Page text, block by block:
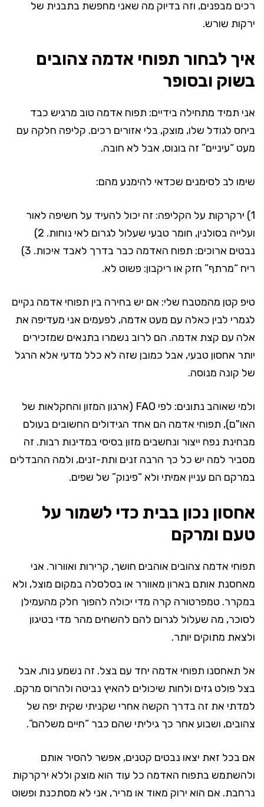
רכים מבפנים, וזה בדיוק מה שאני מחפשת בתבנית של
ירקות שורש.
איך לבחור תפוחי אדמה צהובים
בשוק ובסופר
אני תמיד מתחילה בידיים: תפוח אדמה טוב מרגיש כבד
ביחס לגודל שלו, מוצק, בלי אזורים רכים. קליפה חלקה עם
מעט “עיניים” זה בונוס, אבל לא חובה.
שימו לב לסימנים שכדאי להימנע מהם:
1) ירקרקות על הקליפה: זה יכול להעיד על חשיפה לאור
ועלייה בסולנין, חומר טבעי שעלול לגרום לאי נוחות. 2)
נבטים ארוכים: תפוח האדמה כבר בדרך לאבד איכות. 3)
ריח “מרתף” חזק או ריקבון: פשוט לא.
טיפ קטן מהמטבח שלי: אם יש בחירה בין תפוחי אדמה נקיים
לגמרי לבין כאלה עם מעט אדמה, לפעמים אני מעדיפה את
אלה עם קצת אדמה. הם לרוב נשמרו בתנאים שמזכירים
יותר אחסון טבעי, אבל כמובן שזה לא כלל מדעי אלא הרגל
של קונה מנוסה.
ולמי שאוהב נתונים: לפי FAO (ארגון המזון והחקלאות של
האו"ם), תפוחי אדמה הם אחד הגידולים החשובים בעולם
מבחינת נפח ייצור ונחשבים מזון בסיסי במדינות רבות. זה
מסביר למה יש כל כך הרבה זנים ותת-זנים, ולמה ההבדלים
במרקם הם עניין אמיתי ולא “פינוק” של שפים.
אחסון נכון בבית כדי לשמור על
טעם ומרקם
תפוחי אדמה צהובים אוהבים חושך, קרירות ואוורור. אני
מאחסנת אותם בארון מאוורר או בסלסלה במקום מוצל, ולא
במקרר. טמפרטורה קרה מדי יכולה להפוך חלק מהעמילן
לסוכר, מה שעלול לגרום להם להשחים מהר מדי בטיגון
ולצאת מתוקים יותר.
אל תאחסנו תפוחי אדמה יחד עם בצל. זה נשמע נוח, אבל
בצל פולט גזים ולחות שיכולים להאיץ נביטה ולהרוס מרקם.
למדתי את זה בדרך הקשה אחרי שקניתי שקית יפה של
צהובים, ושבוע אחר כך גיליתי שהם כבר “חיים משלהם”.
אם בכל זאת יצאו נבטים קטנים, אפשר להסיר אותם
ולהשתמש בתפוח האדמה כל עוד הוא מוצק וללא ירקרקות
נרחבת. אם הוא ירוק מאוד או מריר, אני לא מסתכנת ופשוט